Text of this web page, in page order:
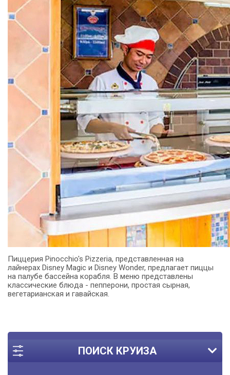
ПОИСК КРУИЗА
Пиццерия Pinocchio's Pizzeria, представленная на
лайнерах Disney Magic и Disney Wonder, предлагает пиццы
на палубе бассейна корабля. В меню представлены
классические блюда - пепперони, простая сырная,
вегетарианская и гавайская.